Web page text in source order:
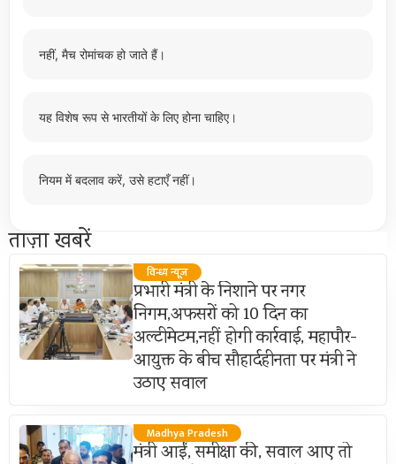
नहीं, मैच रोमांचक हो जाते हैं।
यह विशेष रूप से भारतीयों के लिए होना चाहिए।
नियम में बदलाव करें, उसे हटाएँ नहीं।
ताज़ा खबरें
विन्ध्य न्यूज़
प्रभारी मंत्री के निशाने पर नगर
निगम,अफसरों को 10 दिन का
अल्टीमेटम,नहीं होगी कार्रवाई, महापौर-
आयुक्त के बीच सौहार्दहीनता पर मंत्री ने
उठाए सवाल
Madhya Pradesh
मंत्री आईं, समीक्षा की, सवाल आए तो